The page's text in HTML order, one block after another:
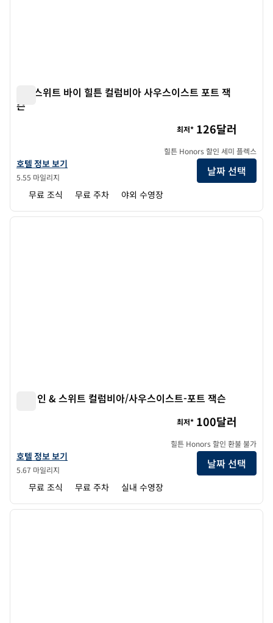
홈2 스위트 바이 힐튼 컬럼비아 사우스이스트 포트 잭
슨
홈2 스위트 바이 힐튼 컬럼비아 사우스이스트 포트 잭슨의 호텔 정보 보기
호텔 정보 보기
5.55 마일리지
최저* 126달러
힐튼 Honors 할인 세미 플렉스
날짜 선택
무료 조식 무료 주차 야외 수영장
1/11
1/11
다음
햄튼 인 & 스위트 컬럼비아/사우스이스트-포트 잭슨
햄튼 인 & 스위트 컬럼비아/사우스이스트-포트의 호텔 세부 정보를 확인
호텔 정보 보기
5.67 마일리지
최저* 100달러
힐튼 Honors 할인 환불 불가
날짜 선택
무료 조식 무료 주차 실내 수영장
1/12
1/12
다음